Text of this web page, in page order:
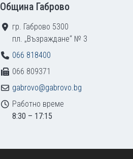
Община Габрово
гр. Габрово 5300
пл. „Възраждане“ № 3
066 818400
066 809371
gabrovo@gabrovo.bg
Работно време
8:30 – 17:15